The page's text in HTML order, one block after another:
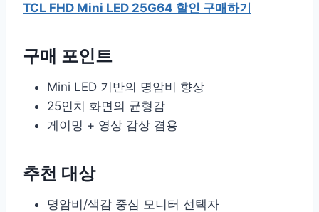
TCL FHD Mini LED 25G64 할인 구매하기
구매 포인트
Mini LED 기반의 명암비 향상
25인치 화면의 균형감
게이밍 + 영상 감상 겸용
추천 대상
명암비/색감 중심 모니터 선택자